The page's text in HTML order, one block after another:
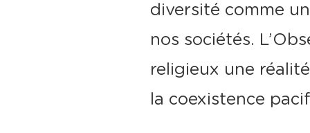
diversité comme
nos sociétés.
religieux une
la coexistence